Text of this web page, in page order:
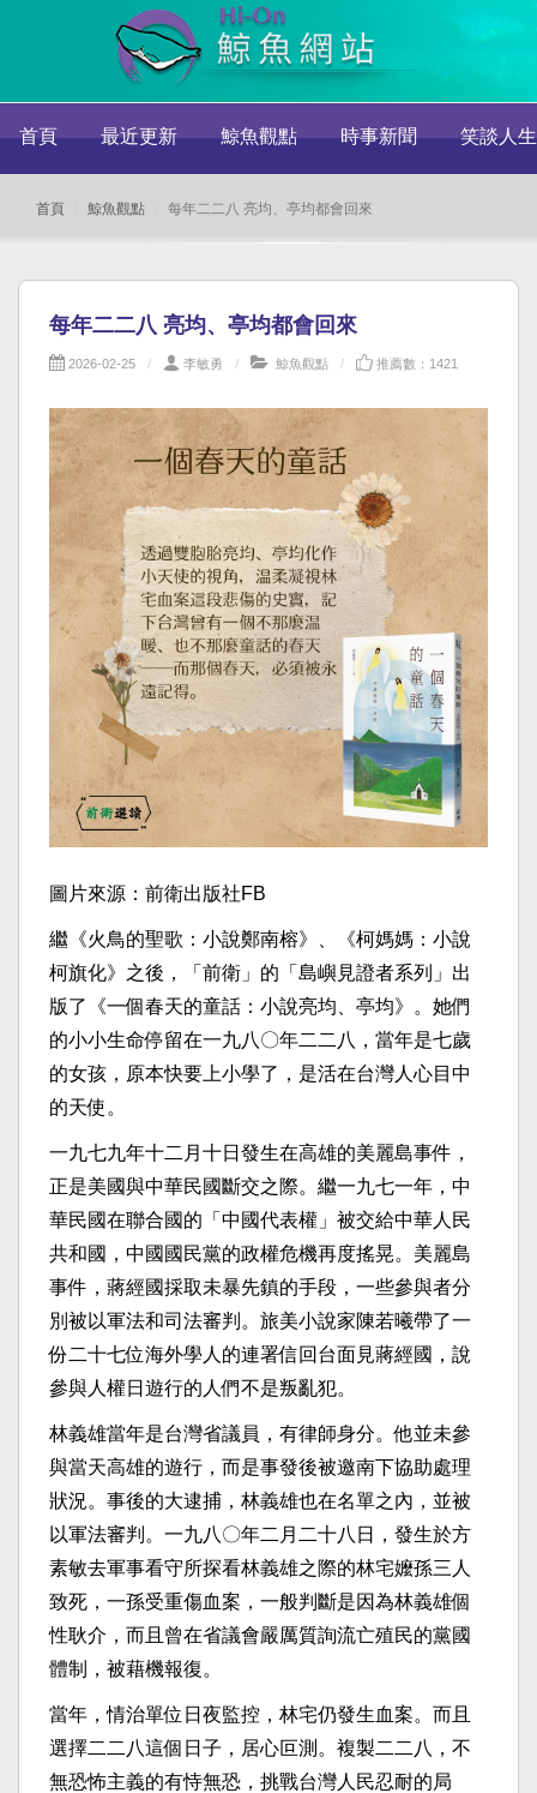
首頁 最近更新 鯨魚觀點 時事新聞 笑談人生
首頁 鯨魚觀點 每年二二八 亮均、亭均都會回來
每年二二八 亮均、亭均都會回來
2026-02-25 李敏勇 鯨魚觀點 推薦數：1421
圖片來源：前衛出版社FB
繼《火鳥的聖歌：小說鄭南榕》、《柯媽媽：小說
柯旗化》之後，「前衛」的「島嶼見證者系列」出
版了《一個春天的童話：小說亮均、亭均》。她們
的小小生命停留在一九八〇年二二八，當年是七歲
的女孩，原本快要上小學了，是活在台灣人心目中
的天使。
一九七九年十二月十日發生在高雄的美麗島事件，
正是美國與中華民國斷交之際。繼一九七一年，中
華民國在聯合國的「中國代表權」被交給中華人民
共和國，中國國民黨的政權危機再度搖晃。美麗島
事件，蔣經國採取未暴先鎮的手段，一些參與者分
別被以軍法和司法審判。旅美小說家陳若曦帶了一
份二十七位海外學人的連署信回台面見蔣經國，說
參與人權日遊行的人們不是叛亂犯。
林義雄當年是台灣省議員，有律師身分。他並未參
與當天高雄的遊行，而是事發後被邀南下協助處理
狀況。事後的大逮捕，林義雄也在名單之內，並被
以軍法審判。一九八〇年二月二十八日，發生於方
素敏去軍事看守所探看林義雄之際的林宅嬤孫三人
致死，一孫受重傷血案，一般判斷是因為林義雄個
性耿介，而且曾在省議會嚴厲質詢流亡殖民的黨國
體制，被藉機報復。
當年，情治單位日夜監控，林宅仍發生血案。而且
選擇二二八這個日子，居心叵測。複製二二八，不
無恐怖主義的有恃無恐，挑戰台灣人民忍耐的局